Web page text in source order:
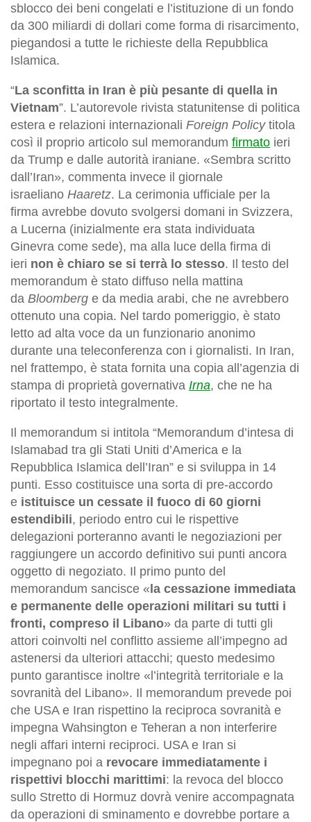
sblocco dei beni congelati e l’istituzione di un fondo
da 300 miliardi di dollari come forma di risarcimento,
piegandosi a tutte le richieste della Repubblica
Islamica.
“La sconfitta in Iran è più pesante di quella in
Vietnam”. L’autorevole rivista statunitense di politica
estera e relazioni internazionali Foreign Policytitola
così il proprio articolo sul memorandum firmato ieri
da Trump e dalle autorità iraniane. «Sembra scritto
dall’Iran», commenta invece il giornale
israeliano Haaretz. La cerimonia ufficiale per la
firma avrebbe dovuto svolgersi domani in Svizzera,
a Lucerna (inizialmente era stata individuata
Ginevra come sede), ma alla luce della firma di
ieri non è chiaro se si terrà lo stesso. Il testo del
memorandum è stato diffuso nella mattina
da Bloomberg e da media arabi, che ne avrebbero
ottenuto una copia. Nel tardo pomeriggio, è stato
letto ad alta voce da un funzionario anonimo
durante una teleconferenza con i giornalisti. In Iran,
nel frattempo, è stata fornita una copia all’agenzia di
stampa di proprietà governativa Irna, che ne ha
riportato il testo integralmente.
Il memorandum si intitola “Memorandum d’intesa di
Islamabad tra gli Stati Uniti d’America e la
Repubblica Islamica dell’Iran” e si sviluppa in 14
punti. Esso costituisce una sorta di pre-accordo
e istituisce un cessate il fuoco di 60 giorni
estendibili, periodo entro cui le rispettive
delegazioni porteranno avanti le negoziazioni per
raggiungere un accordo definitivo sui punti ancora
oggetto di negoziato. Il primo punto del
memorandum sancisce «la cessazione immediata
e permanente delle operazioni militari su tutti i
fronti, compreso il Libano» da parte di tutti gli
attori coinvolti nel conflitto assieme all’impegno ad
astenersi da ulteriori attacchi; questo medesimo
punto garantisce inoltre «l’integrità territoriale e la
sovranità del Libano». Il memorandum prevede poi
che USA e Iran rispettino la reciproca sovranità e
impegna Wahsington e Teheran a non interferire
negli affari interni reciproci. USA e Iran si
impegnano poi a revocare immediatamente i
rispettivi blocchi marittimi: la revoca del blocco
sullo Stretto di Hormuz dovrà venire accompagnata
da operazioni di sminamento e dovrebbe portare a